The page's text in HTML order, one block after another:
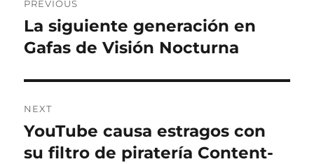
navigation
PREVIOUS
Previous
post:
La siguiente generación en
Gafas de Visión Nocturna
NEXT
Next
post:
YouTube causa estragos con
su filtro de piratería Content-